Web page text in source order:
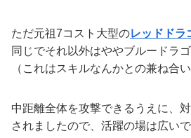
ただ元祖7コスト大型のレッドドラ
同じでそれ以外はややブルードラ
（これはスキルなんかとの兼ね合
中距離全体を攻撃できるうえに、
されましたので、活躍の場は広いで